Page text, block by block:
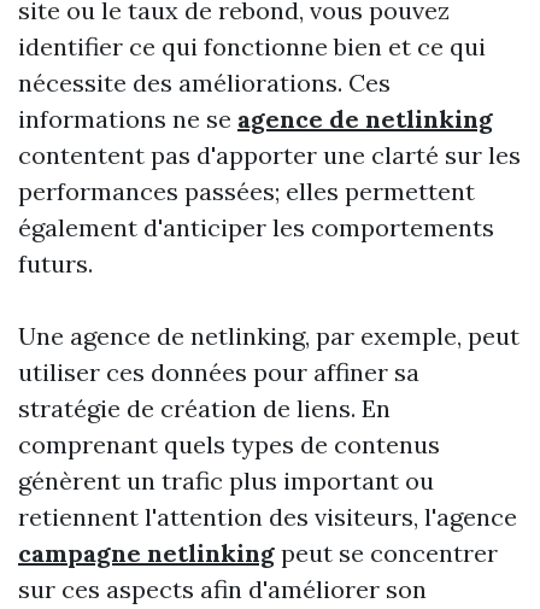
site ou le taux de rebond, vous pouvez
identifier ce qui fonctionne bien et ce qui
nécessite des améliorations. Ces
informations ne se agence de netlinking
contentent pas d'apporter une clarté sur les
performances passées; elles permettent
également d'anticiper les comportements
futurs.
Une agence de netlinking, par exemple, peut
utiliser ces données pour affiner sa
stratégie de création de liens. En
comprenant quels types de contenus
génèrent un trafic plus important ou
retiennent l'attention des visiteurs, l'agence
campagne netlinking peut se concentrer
sur ces aspects afin d'améliorer son